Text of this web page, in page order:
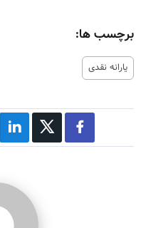
برچسب ها:
یارانه نقدی